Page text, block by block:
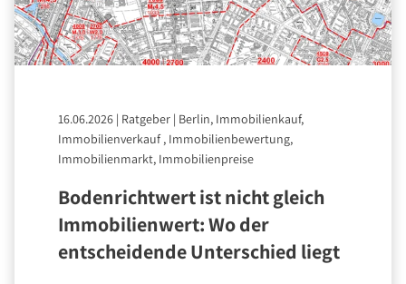
16.06.2026 | Ratgeber | Berlin, Immobilienkauf,
Immobilienverkauf , Immobilienbewertung,
Immobilienmarkt, Immobilienpreise
Bodenrichtwert ist nicht gleich
Immobilienwert: Wo der
entscheidende Unterschied liegt